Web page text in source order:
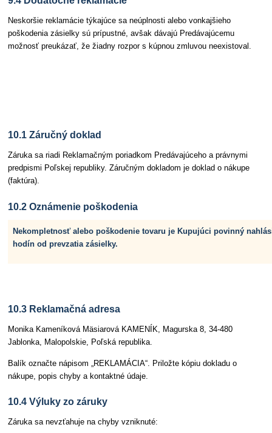
Neskoršie reklamácie týkajúce sa neúplnosti alebo vonkajšieho
poškodenia zásielky sú prípustné, avšak dávajú Predávajúcemu
možnosť preukázať, že žiadny rozpor s kúpnou zmluvou neexistoval.
10.1 Záručný doklad
Záruka sa riadi Reklamačným poriadkom Predávajúceho a právnymi
predpismi Poľskej republiky. Záručným dokladom je doklad o nákupe
(faktúra).
10.2 Oznámenie poškodenia
Nekompletnosť alebo poškodenie tovaru je Kupujúci povinný
hodín od prevzatia zásielky.
10.3 Reklamačná adresa
Monika Kameníková Mäsiarová KAMENÍK, Magurska 8, 34-480
Jablonka, Malopolskie, Poľská republika.
Balík označte nápisom „REKLAMÁCIA“. Priložte kópiu dokladu o
nákupe, popis chyby a kontaktné údaje.
10.4 Výluky zo záruky
Záruka sa nevzťahuje na chyby vzniknuté: